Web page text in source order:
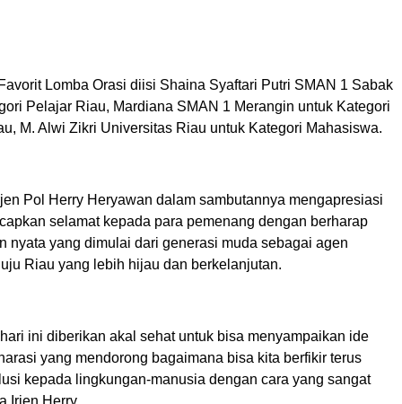
Lomba Orasi diisi Shaina Syaftari Putri SMAN 1 Sabak
Pelajar Riau, Mardiana SMAN 1 Merangin untuk Kategori
M. Alwi Zikri Universitas Riau untuk Kategori Mahasiswa.
Pol Herry Heryawan dalam sambutannya mengapresiasi
selamat kepada para pemenang dengan berharap
nyata yang dimulai dari generasi muda sebagai agen
Riau yang lebih hijau dan berkelanjutan.
ini diberikan akal sehat untuk bisa menyampaikan ide
yang mendorong bagaimana bisa kita berfikir terus
kepada lingkungan-manusia dengan cara yang sangat
Irjen Herry.